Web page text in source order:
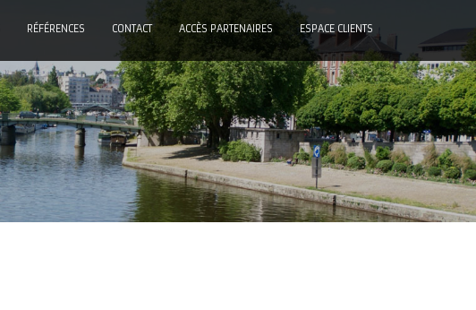
RÉFÉRENCES CONTACT ACCÈS PARTENAIRES ESPACE CLIENTS